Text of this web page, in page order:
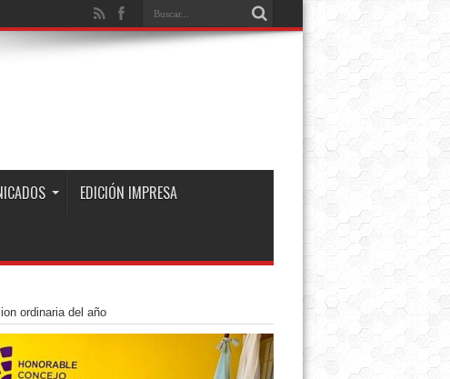
EDICIÓN IMPRESA
ordinaria del año